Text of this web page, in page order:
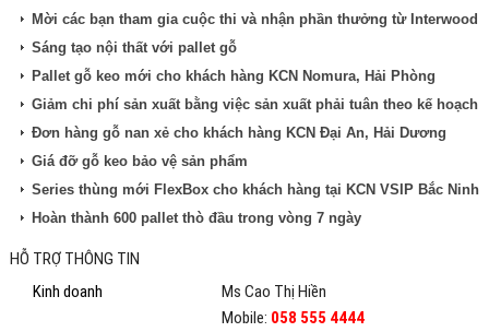
Mời các bạn tham gia cuộc thi và nhận phần thưởng từ Interwood
Sáng tạo nội thất với pallet gỗ
Pallet gỗ keo mới cho khách hàng KCN Nomura, Hải Phòng
Giảm chi phí sản xuất bằng việc sản xuất phải tuân theo kế hoạch
Đơn hàng gỗ nan xẻ cho khách hàng KCN Đại An, Hải Dương
Giá đỡ gỗ keo bảo vệ sản phẩm
Series thùng mới FlexBox cho khách hàng tại KCN VSIP Bắc Ninh
Hoàn thành 600 pallet thò đầu trong vòng 7 ngày
HỖ TRỢ THÔNG TIN
Kinh doanh
Ms Cao Thị Hiền
Mobile: 058 555 4444